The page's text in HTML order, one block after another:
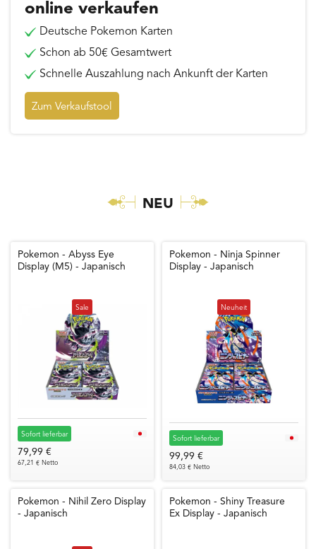
online verkaufen
Deutsche Pokemon Karten
Schon ab 50€ Gesamtwert
Schnelle Auszahlung nach Ankunft der Karten
Zum Verkaufstool
NEU
Pokemon - Abyss Eye
Display (M5) - Japanisch
Sale
Sofort lieferbar
79,99 €
67,21 € Netto
Pokemon - Ninja Spinner
Display - Japanisch
Neuheit
Sofort lieferbar
99,99 €
84,03 € Netto
Pokemon - Nihil Zero Display
- Japanisch
Pokemon - Shiny Treasure
Ex Display - Japanisch